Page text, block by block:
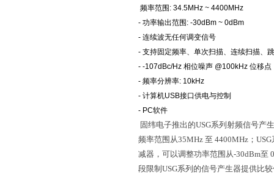
频率范围: 34.5MHz ~ 4400MHz
- 功率输出范围: -30dBm ~ 0dBm
- 连续波无任何调变信号
- 支持固定频率、单次扫描、连续扫描、
- -107dBc/Hz 相位噪声 @100kHz 位移点
- 频率分辨率: 10kHz
- 计算机USB接口供电与控制
- PC软件
固纬电子推出的USG系列射频信号产
频率范围从35MHz 至 4400MHz；USG
减器 ， 可以调整功率范围从-30dBm至
段限制 USG系列的信号产生器提供比